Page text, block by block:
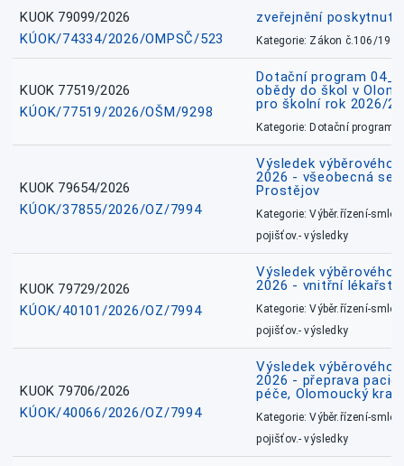
KUOK 79099/2026
KÚOK/74334/2026/OMPSČ/523
zveřejnění
Kategorie: Zákon č.106/1999
KUOK 77519/2026
KÚOK/77519/2026/OŠM/9298
Dotační program
obědy do škol v
pro školní rok 2026/
Kategorie: Dotační
KUOK 79654/2026
KÚOK/37855/2026/OZ/7994
Výsledek výběrového
2026 - všeobecná
Prostějov
Kategorie: Výběr.řízení-
pojišťov.- výsledky
KUOK 79729/2026
KÚOK/40101/2026/OZ/7994
Výsledek výběrového
2026 - vnitřní
Kategorie: Výběr.řízení-
pojišťov.- výsledky
KUOK 79706/2026
KÚOK/40066/2026/OZ/7994
Výsledek výběrového
2026 - přeprava
péče, Olomoucký kraj
Kategorie: Výběr.řízení-
pojišťov.- výsledky